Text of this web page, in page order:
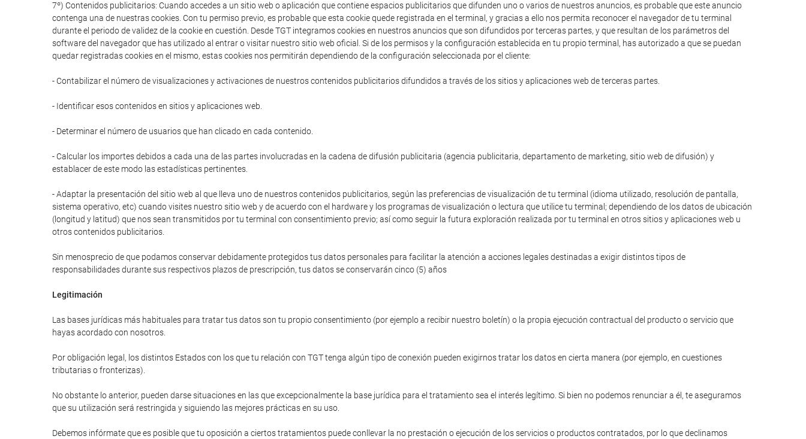
7º) Contenidos publicitarios: Cuando accedes a un sitio web o aplicación que contiene espacios publicitarios que difunden uno o varios de nuestros anuncios, es probable que este anuncio
contenga una de nuestras cookies. Con tu permiso previo, es probable que esta cookie quede registrada en el terminal, y gracias a ello nos permita reconocer el navegador de tu terminal
durante el periodo de validez de la cookie en cuestión. Desde TGT integramos cookies en nuestros anuncios que son difundidos por terceras partes, y que resultan de los parámetros del
software del navegador que has utilizado al entrar o visitar nuestro sitio web oficial. Si de los permisos y la configuración establecida en tu propio terminal, has autorizado a que se puedan
quedar registradas cookies en el mismo, estas cookies nos permitirán dependiendo de la configuración seleccionada por el cliente:
- Contabilizar el número de visualizaciones y activaciones de nuestros contenidos publicitarios difundidos a través de los sitios y aplicaciones web de terceras partes.
- Identificar esos contenidos en sitios y aplicaciones web.
- Determinar el número de usuarios que han clicado en cada contenido.
- Calcular los importes debidos a cada una de las partes involucradas en la cadena de difusión publicitaria (agencia publicitaria, departamento de marketing, sitio web de difusión) y
establacer de este modo las estadísticas pertinentes.
- Adaptar la presentación del sitio web al que lleva uno de nuestros contenidos publicitarios, según las preferencias de visualización de tu terminal (idioma utilizado, resolución de pantalla,
sistema operativo, etc) cuando visites nuestro sitio web y de acuerdo con el hardware y los programas de visualización o lectura que utilice tu terminal; dependiendo de los datos de ubicación
(longitud y latitud) que nos sean transmitidos por tu terminal con consentimiento previo; así como seguir la futura exploración realizada por tu terminal en otros sitios y aplicaciones web u
otros contenidos publicitarios.
Sin menosprecio de que podamos conservar debidamente protegidos tus datos personales para facilitar la atención a acciones legales destinadas a exigir distintos tipos de
responsabilidades durante sus respectivos plazos de prescripción, tus datos se conservarán cinco (5) años
Legitimación
Las bases jurídicas más habituales para tratar tus datos son tu propio consentimiento (por ejemplo a recibir nuestro boletín) o la propia ejecución contractual del producto o servicio que
hayas acordado con nosotros.
Por obligación legal, los distintos Estados con los que tu relación con TGT tenga algún tipo de conexión pueden exigirnos tratar los datos en cierta manera (por ejemplo, en cuestiones
tributarias o fronterizas).
No obstante lo anterior, pueden darse situaciones en las que excepcionalmente la base jurídica para el tratamiento sea el interés legítimo. Si bien no podemos renunciar a él, te aseguramos
que su utilización será restringida y siguiendo las mejores prácticas en su uso.
Debemos infórmate que es posible que tu oposición a ciertos tratamientos puede conllevar la no prestación o ejecución de los servicios o productos contratados, por lo que declinamos